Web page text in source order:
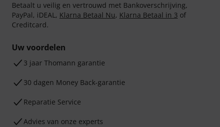
Betaalt u veilig en vertrouwd met Bankoverschrijving,
PayPal, iDEAL, Klarna Betaal Nu, Klarna Betaal in 3 of
Creditcard.
Uw voordelen
3 jaar Thomann garantie
30 dagen Money Back-garantie
Reparatie Service
Advies van onze experts